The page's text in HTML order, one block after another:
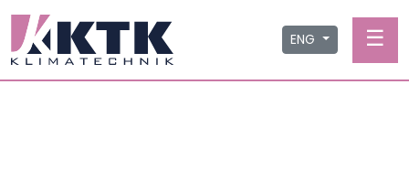
ENG ☰